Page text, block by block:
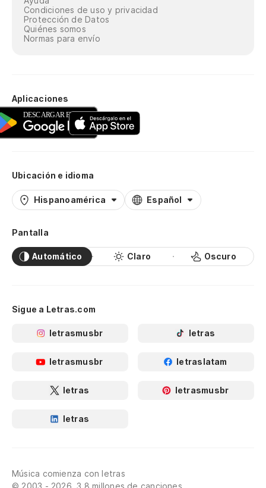
Condiciones de uso y privacidad
Protección de Datos
Quiénes somos
Normas para envío
Aplicaciones
Ubicación e idioma
Hispanoamérica Español
Pantalla
Automático Claro Oscuro
Sigue a Letras.com
letrasmusbr letras
letrasmusbr letraslatam
letras letrasmusbr
letras
Música comienza con letras
© 2003 - 2026, 3.8 millones de canciones